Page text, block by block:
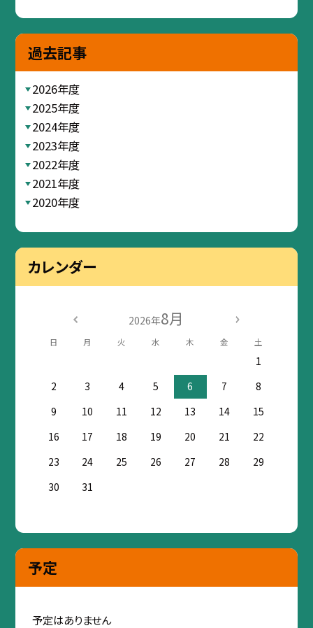
過去記事
2026年度
2025年度
2024年度
2023年度
2022年度
2021年度
2020年度
カレンダー
2026年8月
日 月 火 水 木 金 土
1
2
3 4 5 6 7
8
9
10 11 12 13 14
15
16
17 18 19 20 21
22
23
24 25 26 27 28
29
30
31
予定
予定はありません